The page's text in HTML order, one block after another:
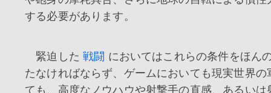
する必要があります。
緊迫した戦闘 においてはこれらの条件をほん
たなければならず、ゲームにおいても現実世界の
ても、高度なノウハウや射撃手の直感、あるいは